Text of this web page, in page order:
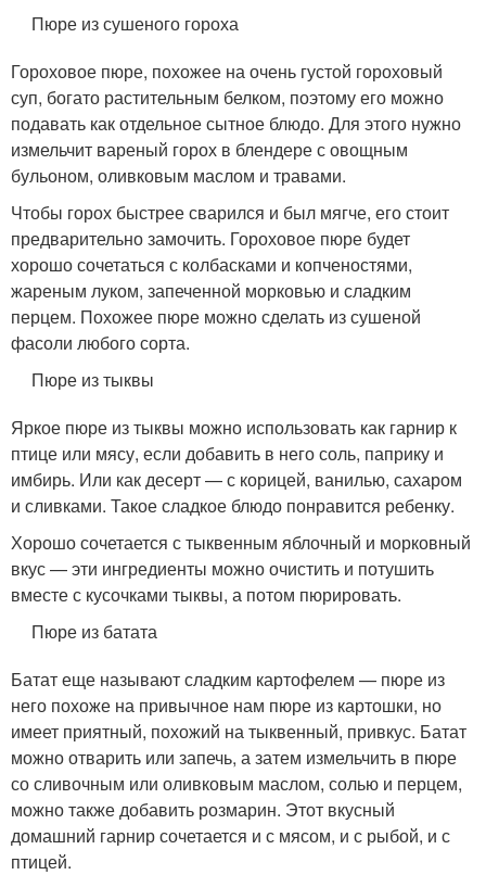
Пюре из сушеного гороха
Гороховое пюре, похожее на очень густой гороховый
суп, богато растительным белком, поэтому его можно
подавать как отдельное сытное блюдо. Для этого нужно
измельчит вареный горох в блендере с овощным
бульоном, оливковым маслом и травами.
Чтобы горох быстрее сварился и был мягче, его стоит
предварительно замочить. Гороховое пюре будет
хорошо сочетаться с колбасками и копченостями,
жареным луком, запеченной морковью и сладким
перцем. Похожее пюре можно сделать из сушеной
фасоли любого сорта.
Пюре из тыквы
Яркое пюре из тыквы можно использовать как гарнир к
птице или мясу, если добавить в него соль, паприку и
имбирь. Или как десерт — с корицей, ванилью, сахаром
и сливками. Такое сладкое блюдо понравится ребенку.
Хорошо сочетается с тыквенным яблочный и морковный
вкус — эти ингредиенты можно очистить и потушить
вместе с кусочками тыквы, а потом пюрировать.
Пюре из батата
Батат еще называют сладким картофелем — пюре из
него похоже на привычное нам пюре из картошки, но
имеет приятный, похожий на тыквенный, привкус. Батат
можно отварить или запечь, а затем измельчить в пюре
со сливочным или оливковым маслом, солью и перцем,
можно также добавить розмарин. Этот вкусный
домашний гарнир сочетается и с мясом, и с рыбой, и с
птицей.